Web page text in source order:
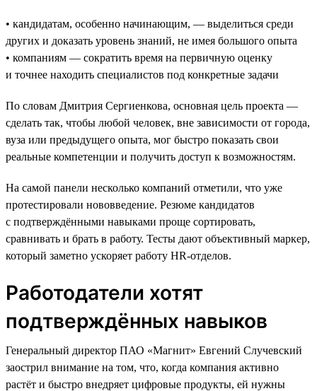
• кандидатам, особенно начинающим, — выделиться среди
других и доказать уровень знаний, не имея большого опыта
• компаниям — сократить время на первичную оценку
и точнее находить специалистов под конкретные задачи
По словам Дмитрия Сергиенкова, основная цель проекта —
сделать так, чтобы любой человек, вне зависимости от города,
вуза или предыдущего опыта, мог быстро показать свои
реальные компетенции и получить доступ к возможностям.
На самой панели несколько компаний отметили, что уже
протестировали нововведение. Резюме кандидатов
с подтверждёнными навыками проще сортировать,
сравнивать и брать в работу. Тесты дают объективный маркер,
который заметно ускоряет работу HR-отделов.
Работодатели хотят
подтверждённых навыков
Генеральный директор ПАО «Магнит» Евгений Случевский
заострил внимание на том, что, когда компания активно
растёт и быстро внедряет цифровые продукты, ей нужны